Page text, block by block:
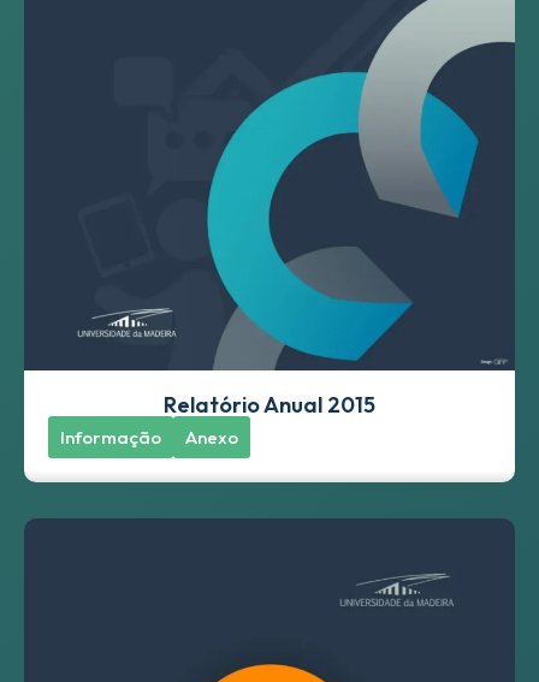
Relatório Anual 2015
Informação Anexo